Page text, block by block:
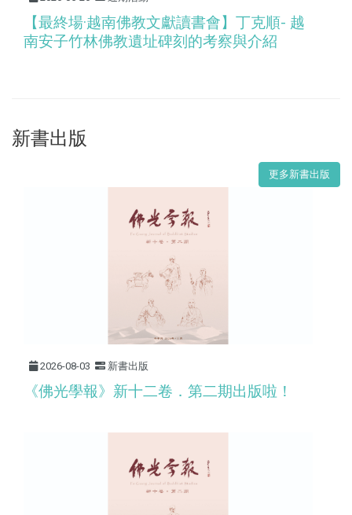
【最終場·越南佛教文獻讀書會】丁克順- 越
南安子竹林佛教遺址碑刻的考察與介紹
新書出版
更多新書出版
2026-08-03 新書出版
《佛光學報》新十二卷．第二期出版啦！